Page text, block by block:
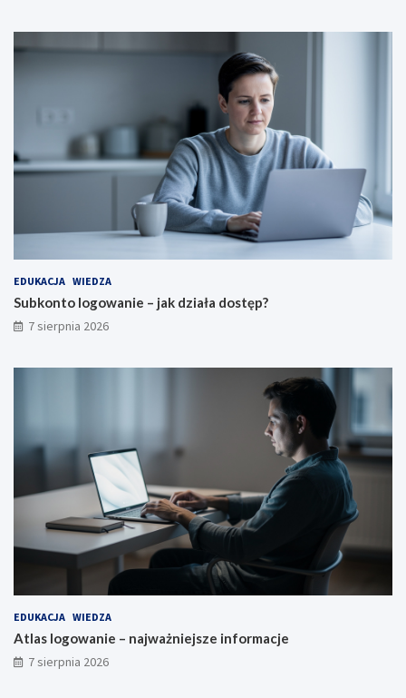
EDUKACJA WIEDZA
Subkonto logowanie – jak działa dostęp?
7 sierpnia 2026
EDUKACJA WIEDZA
Atlas logowanie – najważniejsze informacje
7 sierpnia 2026